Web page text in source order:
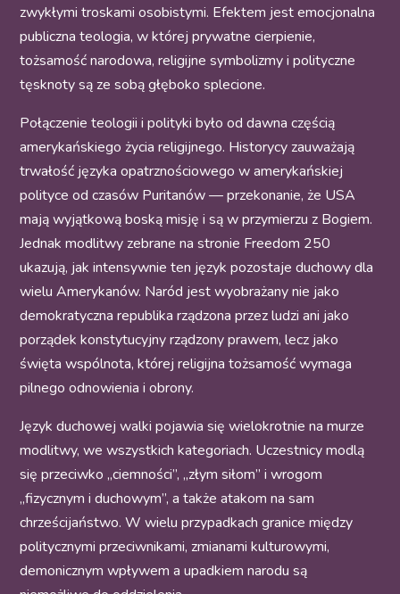
zwykłymi troskami osobistymi. Efektem jest emocjonalna
publiczna teologia, w której prywatne cierpienie,
tożsamość narodowa, religijne symbolizmy i polityczne
tęsknoty są ze sobą głęboko splecione.
Połączenie teologii i polityki było od dawna częścią
amerykańskiego życia religijnego. Historycy zauważają
trwałość języka opatrznościowego w amerykańskiej
polityce od czasów Puritanów — przekonanie, że USA
mają wyjątkową boską misję i są w przymierzu z Bogiem.
Jednak modlitwy zebrane na stronie Freedom 250
ukazują, jak intensywnie ten język pozostaje duchowy dla
wielu Amerykanów. Naród jest wyobrażany nie jako
demokratyczna republika rządzona przez ludzi ani jako
porządek konstytucyjny rządzony prawem, lecz jako
święta wspólnota, której religijna tożsamość wymaga
pilnego odnowienia i obrony.
Język duchowej walki pojawia się wielokrotnie na murze
modlitwy, we wszystkich kategoriach. Uczestnicy modlą
się przeciwko „ciemności”, „złym siłom” i wrogom
„fizycznym i duchowym”, a także atakom na sam
chrześcijaństwo. W wielu przypadkach granice między
politycznymi przeciwnikami, zmianami kulturowymi,
demonicznym wpływem a upadkiem narodu są